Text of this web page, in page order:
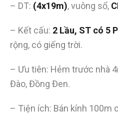
– DT: (4x19m), vuông sổ,
– Kết cấu: 2 Lầu, ST có 5
rộng, có giếng trời.
– Ưu tiên: Hẻm trước nhà
Đào, Đồng Đen.
– Tiện ích: Bán kính 100m